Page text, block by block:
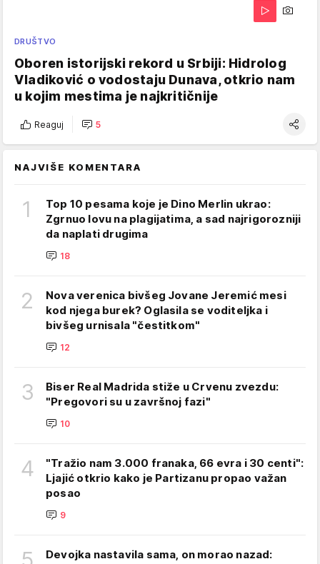
DRUŠTVO
Oboren istorijski rekord u Srbiji: Hidrolog
Vladiković o vodostaju Dunava, otkrio nam
u kojim mestima je najkritičnije
Reaguj 5
NAJVIŠE KOMENTARA
1
Top 10 pesama koje je Dino Merlin ukrao:
Zgrnuo lovu na plagijatima, a sad najrigorozniji
da naplati drugima
18
2
Nova verenica bivšeg Jovane Jeremić mesi
kod njega burek? Oglasila se voditeljka i
bivšeg urnisala "čestitkom"
12
3
Biser Real Madrida stiže u Crvenu zvezdu:
"Pregovori su u završnoj fazi"
10
4
"Tražio nam 3.000 franaka, 66 evra i 30 centi":
Ljajić otkrio kako je Partizanu propao važan
posao
9
Devojka nastavila sama, on morao nazad: